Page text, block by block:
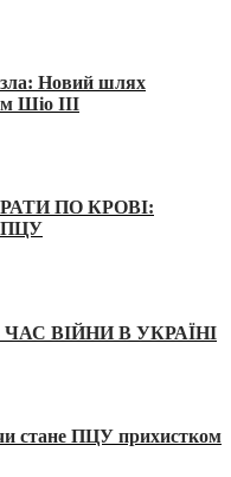
Новий шлях
Шіо III
ПО КРОВІ:
ВІЙНИ В УКРАЇНІ
стане ПЦУ прихистком